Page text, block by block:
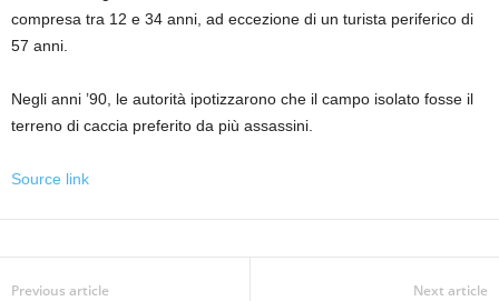
compresa tra 12 e 34 anni, ad eccezione di un turista periferico di
57 anni.
Negli anni ’90, le autorità ipotizzarono che il campo isolato fosse il
terreno di caccia preferito da più assassini.
Source link
Previous article Next article